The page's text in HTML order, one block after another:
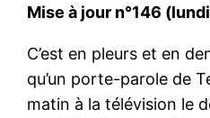
Mise à jour n°146
C’est en pleurs et en
qu’un porte-parole de
matin à la télévision le